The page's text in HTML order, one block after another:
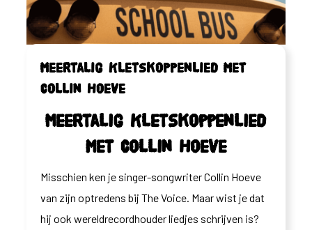
Meertalig Kletskoppenlied met
Collin Hoeve
Meertalig Kletskoppenlied
met Collin Hoeve
Misschien ken je singer-songwriter Collin Hoeve
van zijn optredens bij The Voice. Maar wist je dat
hij ook wereldrecordhouder liedjes schrijven is?